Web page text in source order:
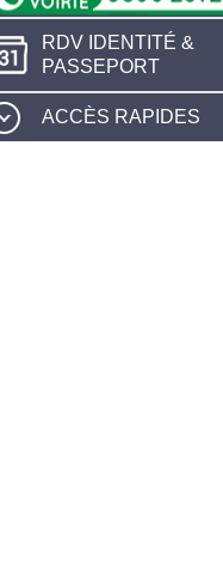
RDV IDENTITÉ &
PASSEPORT
ACCÈS RAPIDES